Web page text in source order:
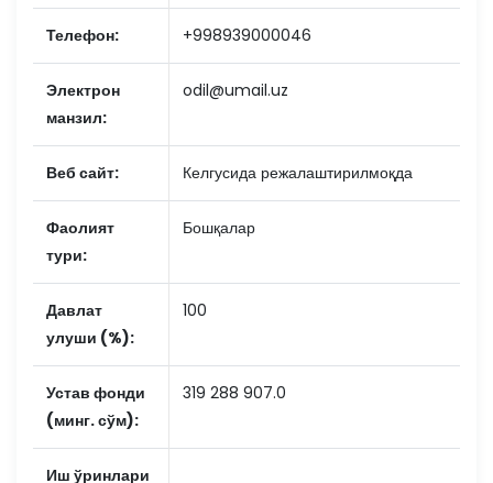
Телефон: +998939000046
Электрон
манзил:
odil@umail.uz
Веб сайт: Келгусида режалаштирилмоқда
Фаолият
тури:
Бошқалар
Давлат
улуши (%):
100
Устав фонди
(минг. сўм):
319 288 907.0
Иш ўринлари